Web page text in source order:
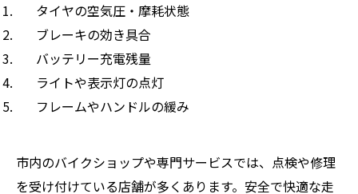
タイヤの空気圧・摩耗状態
ブレーキの効き具合
バッテリー充電残量
ライトや表示灯の点灯
フレームやハンドルの緩み
市内のバイクショップや専門サービスでは、点検や修理
を受け付けている店舗が多くあります。安全で快適な走